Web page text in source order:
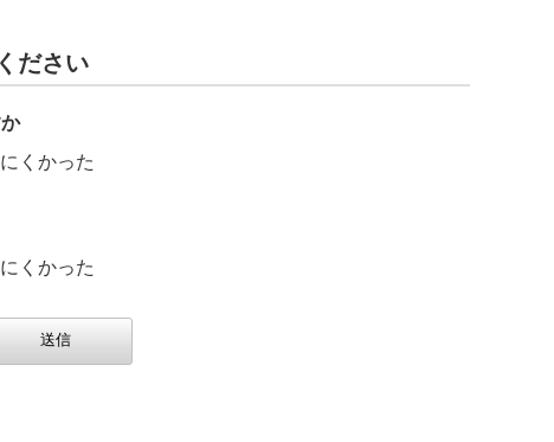
ださい
くかった
くかった